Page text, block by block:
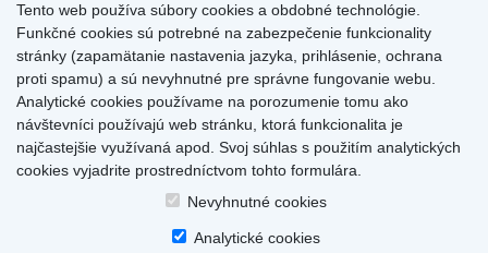
Dulov
Dulova Ves
Dunajská Lužná
Gelnica
Gemerská Hôrka
Gemerská Ves
Hájske
Halič
Hlboké
Pre zobrazenie informácií kliknite na hrobové miesto na
mape, alebo kliknite na priezvisko a meno zosnulého vo
Výsledky (rozšíreného) vyhľadávania.
Produkty a služby |Citáty|O cintorínoch|
Tento web používa súbory cookies a obdobné technológie.
Funkčné cookies sú potrebné na zabezpečenie funkcionality
stránky (zapamätanie nastavenia jazyka, prihlásenie, ochrana
proti spamu) a sú nevyhnutné pre správne fungovanie webu.
Analytické cookies používame na porozumenie tomu ako
návštevníci používajú web stránku, ktorá funkcionalita je
najčastejšie využívaná apod. Svoj súhlas s použitím analytických
cookies vyjadrite prostredníctvom tohto formulára.
Nevyhnutné cookies
Analytické cookies